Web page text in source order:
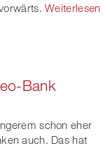
Weiterlesen
Bank
schon eher
auch. Das hat